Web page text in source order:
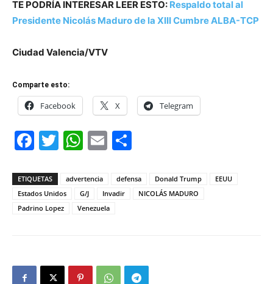
TE PODRÍA INTERESAR LEER ESTO: Respaldo total al
Presidente Nicolás Maduro de la XIII Cumbre ALBA-TCP
Ciudad Valencia/VTV
Comparte esto:
Facebook X Telegram
Facebook
Twitter
WhatsApp
Email
ETIQUETAS advertencia defensa Donald Trump
EEUU
Estados Unidos
G/J Invadir
NICOLÁS MADURO
Padrino Lopez
Venezuela